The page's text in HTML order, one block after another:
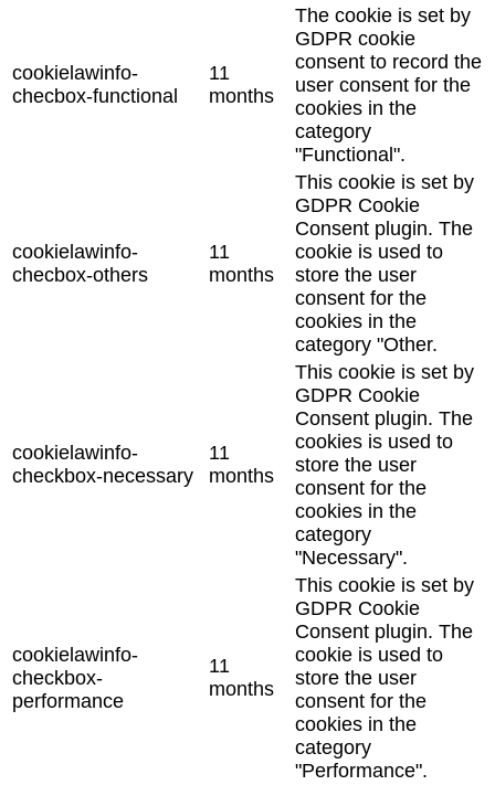
cookielawinfo-
checbox-functional
11
months
The cookie is set by
GDPR cookie
consent to record the
user consent for the
cookies in the
category
"Functional".
cookielawinfo-
checbox-others
11
months
This cookie is set by
GDPR Cookie
Consent plugin. The
cookie is used to
store the user
consent for the
cookies in the
category "Other.
cookielawinfo-
checkbox-necessary
11
months
This cookie is set by
GDPR Cookie
Consent plugin. The
cookies is used to
store the user
consent for the
cookies in the
category
"Necessary".
cookielawinfo-
checkbox-
performance
11
months
This cookie is set by
GDPR Cookie
Consent plugin. The
cookie is used to
store the user
consent for the
cookies in the
category
"Performance".